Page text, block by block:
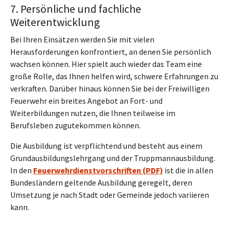
7. Persönliche und fachliche
Weiterentwicklung
Bei Ihren Einsätzen werden Sie mit vielen
Herausforderungen konfrontiert, an denen Sie persönlich
wachsen können. Hier spielt auch wieder das Team eine
große Rolle, das Ihnen helfen wird, schwere Erfahrungen zu
verkraften. Darüber hinaus können Sie bei der Freiwilligen
Feuerwehr ein breites Angebot an Fort- und
Weiterbildungen nutzen, die Ihnen teilweise im
Berufsleben zugutekommen können.
Die Ausbildung ist verpflichtend und besteht aus einem
Grundausbildungslehrgang und der Truppmannausbildung.
In den Feuerwehrdienstvorschriften (PDF) ist die in allen
Bundesländern geltende Ausbildung geregelt, deren
Umsetzung je nach Stadt oder Gemeinde jedoch variieren
kann.